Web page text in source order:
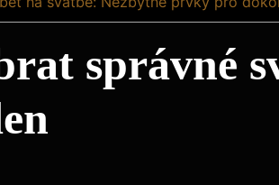
správné